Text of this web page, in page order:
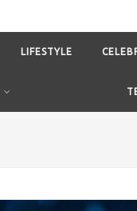
LIFESTYLE